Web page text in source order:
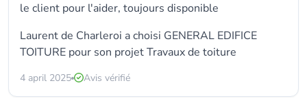
le client pour l'aider, toujours disponible
Laurent de Charleroi a choisi GENERAL EDIFICE
TOITURE pour son projet Travaux de toiture
4 april 2025 Avis vérifié